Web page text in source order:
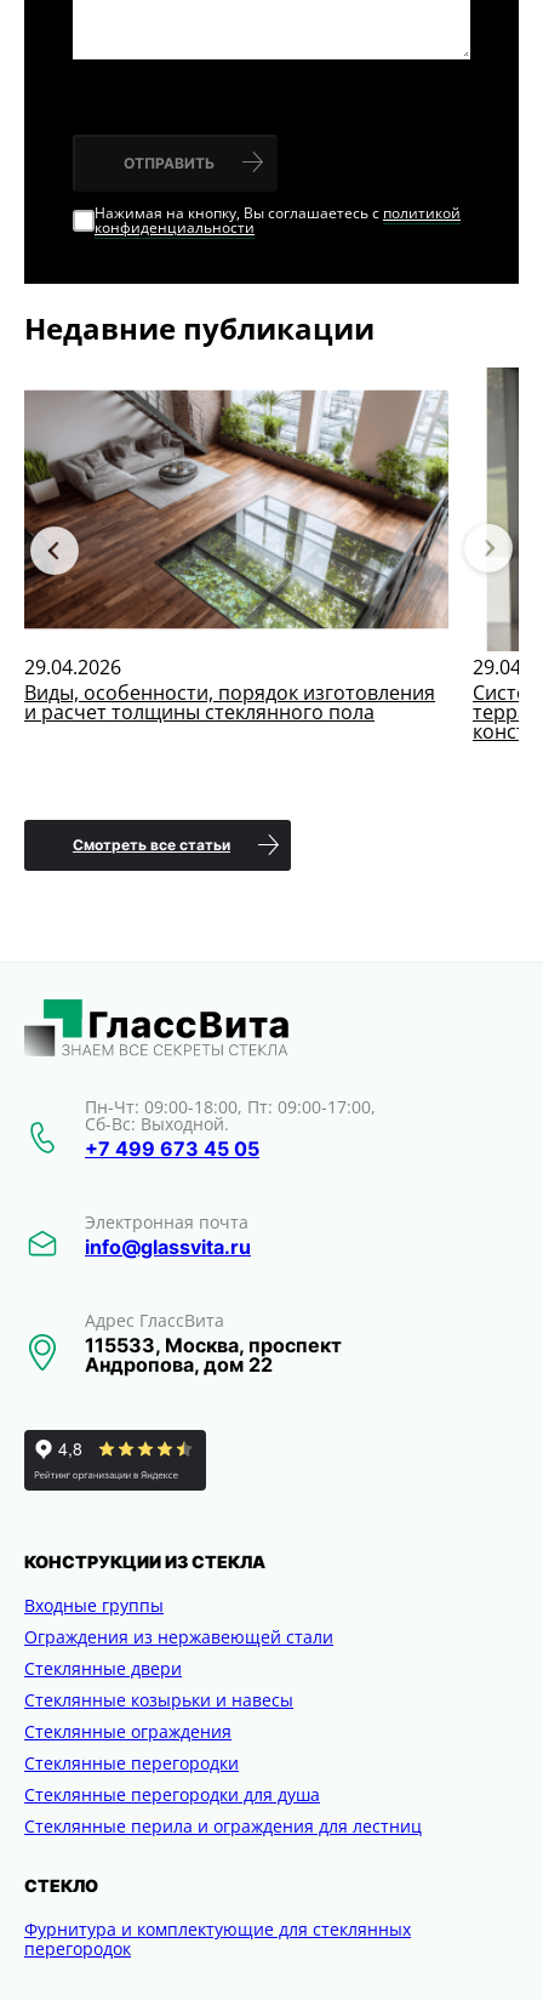
ОТПРАВИТЬ
Нажимая на кнопку, Вы соглашаетесь с политикой
конфиденциальности
Недавние публикации
29.04.2026
Виды, особенности, порядок изготовления
и расчет толщины стеклянного пола
Смотреть все статьи
Пн-Чт: 09:00-18:00, Пт: 09:00-17:00,
Сб-Вс: Выходной.
+7 499 673 45 05
Электронная почта
info@glassvita.ru
Адрес ГлассВита
115533, Москва, проспект
Андропова, дом 22
КОНСТРУКЦИИ ИЗ СТЕКЛА
Входные группы
Ограждения из нержавеющей стали
Стеклянные двери
Стеклянные козырьки и навесы
Стеклянные ограждения
Стеклянные перегородки
Стеклянные перегородки для душа
Стеклянные перила и ограждения для лестниц
СТЕКЛО
Фурнитура и комплектующие для стеклянных
перегородок